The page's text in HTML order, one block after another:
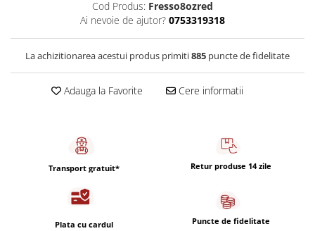
Cafea macinata
Cod Produs: Fresso8ozred
Ai nevoie de ajutor? 0753319318
La achizitionarea acestui produs primiti885 puncte de fidelitate
Adauga la Favorite Cere informatii
Transport gratuit* Retur produse 14 zile
Plata cu cardul Puncte de fidelitate